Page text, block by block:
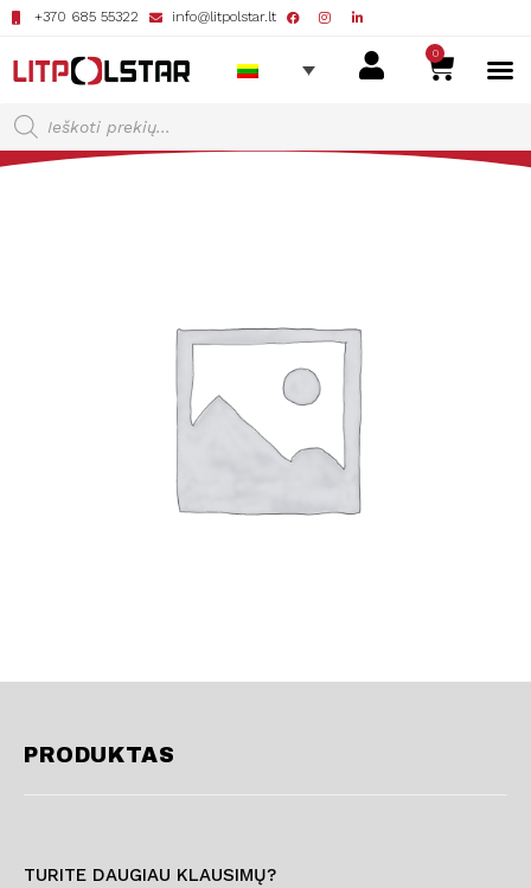
+370 685 55322 info@litpolstar.lt
0
PRODUKTAS
TURITE DAUGIAU KLAUSIMŲ?